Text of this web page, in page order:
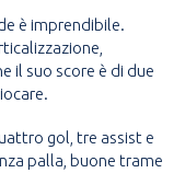
è imprendibile.
il suo score è di due
gol, tre assist e
palla, buone trame